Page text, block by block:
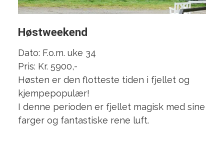
Høstweekend
Dato: F.o.m. uke 34
Pris: Kr. 5900,-
Høsten er den flotteste tiden i fjellet og
kjempepopulær!
I denne perioden er fjellet magisk med sine
farger og fantastiske rene luft.